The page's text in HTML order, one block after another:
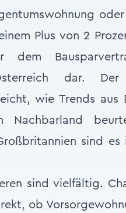
Plus von 2
dem
dar.
wie Trends aus
Nachbarland
sind es
sind vielfältig.
ob